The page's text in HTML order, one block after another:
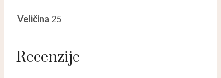
Veličina 25
Recenzije